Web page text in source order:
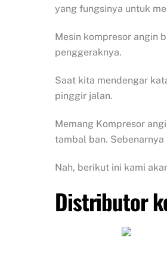
yang fungsinya untuk
Mesin kompresor angin
penggeraknya.
Saat kita mendengar
pinggir jalan.
Memang Kompresor
tambal ban.
Nah, berikut ini kami
Distributor